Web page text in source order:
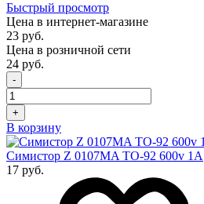
Быстрый просмотр
Цена в интернет-магазине
23 руб.
Цена в розничной сети
24 руб.
-
+
В корзину
Симистор Z 0107MA TO-92 600v 1A
17 руб.